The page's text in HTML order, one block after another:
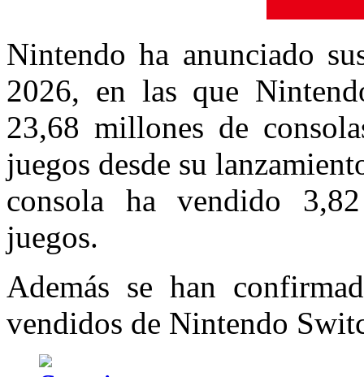
Nintendo ha anunciado
2026, en las que
23,68 millones de
juegos desde su
consola ha vendido
juegos.
Además se han
vendidos de Nintendo